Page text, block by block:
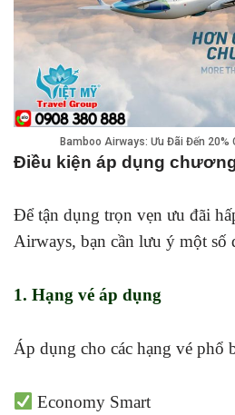
Bamboo Airways: Ưu Đãi Đến 20%
Điều kiện áp dụng
Để tận dụng trọn vẹn ưu đãi
Airways, bạn cần lưu ý một số
1. Hạng vé áp dụng
Áp dụng cho các hạng vé phổ
Economy Smart